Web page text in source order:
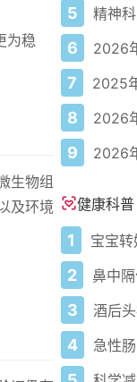
为稳
生物组
及环境
5 精神
6
7
8
9
健康科普
1
2
3
4